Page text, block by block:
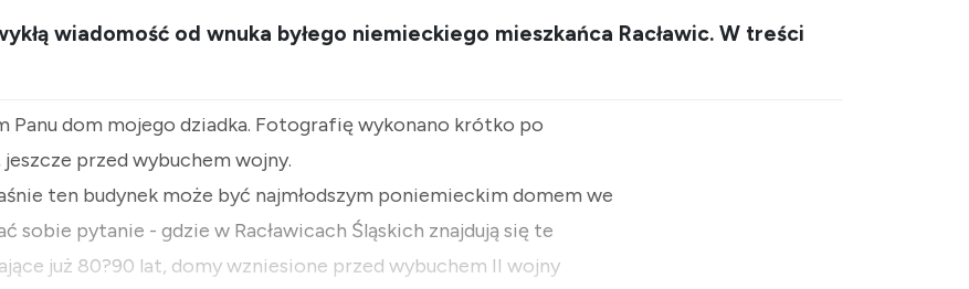
wiadomość od wnuka byłego niemieckiego mieszkańca Racławic. W treści
Panu dom mojego dziadka. Fotografię wykonano krótko po
przed wybuchem wojny.
ten budynek może być najmłodszym poniemieckim domem we
sobie pytanie - gdzie w Racławicach Śląskich znajdują się te
już 80?90 lat, domy wzniesione przed wybuchem II wojny